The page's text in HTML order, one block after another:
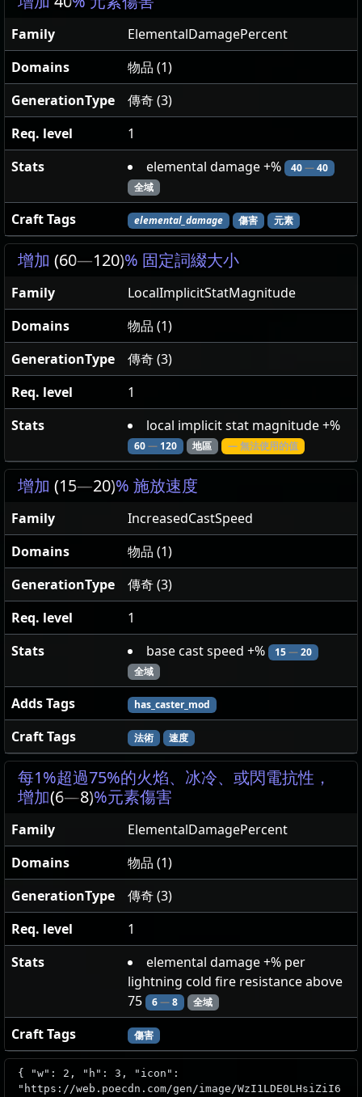
Family
ElementalDamagePercent
Domains
物品 (1)
GenerationType
傳奇 (3)
Req. level
1
Stats
elemental damage +% 40—40
全域
Craft Tags elemental_damage 傷害 元素
增加 (60—120)% 固定詞綴大小
Family
LocalImplicitStatMagnitude
Domains
物品 (1)
GenerationType
傳奇 (3)
Req. level
1
Stats
local implicit stat magnitude +%
60—120 地區 — 無法使用的值
增加 (15—20)% 施放速度
Family
IncreasedCastSpeed
Domains
物品 (1)
GenerationType
傳奇 (3)
Req. level
1
Stats
base cast speed +% 15—20
全域
Adds Tags has_caster_mod
Craft Tags 法術 速度
每1%超過75%的火焰、冰冷、或閃電抗性，
增加(6—8)%元素傷害
Family
ElementalDamagePercent
Domains
物品 (1)
GenerationType
傳奇 (3)
Req. level
1
Stats
elemental damage +% per
lightning cold fire resistance above
75
6—8 全域
Craft Tags 傷害
{ "w": 2, "h": 3, "icon":
"https://web.poecdn.com/gen/image/WzI1LDE0LHsiZiI6